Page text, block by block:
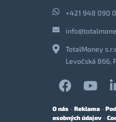
+421 948 090
TotalMoney
Levočská 866,
O nás - Reklama -
osobných údajov -